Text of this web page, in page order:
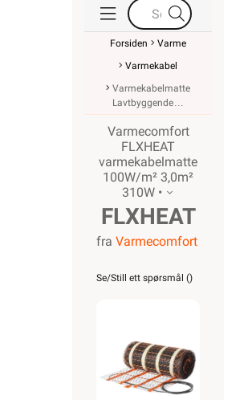
Forsiden
Varme
Varmekabel
Varmekabelmatte
Lavtbyggende
Varmecomfort
FLXHEAT
varmekabelmatte
100W/m² 3,0m²
310W •
FLXHEAT
100W/m²
310W
fra Varmecomfort
Se/Still ett spørsmål ()